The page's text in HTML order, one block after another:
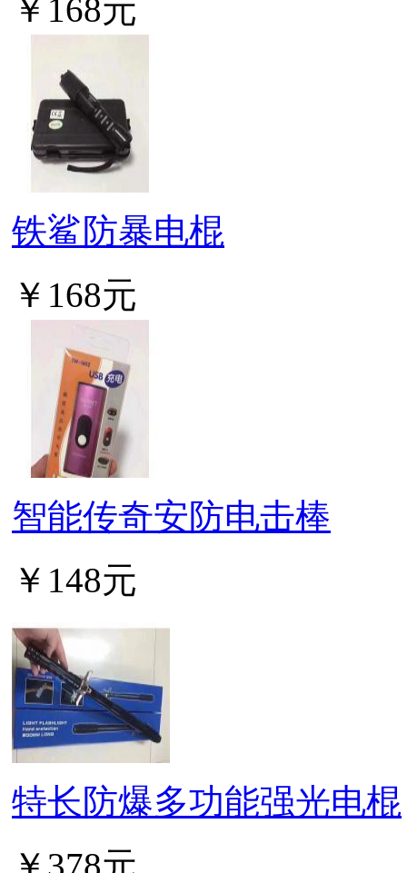
￥168元
铁鲨防暴电棍
￥168元
智能传奇安防电击棒
￥148元
特长防爆多功能强光电棍